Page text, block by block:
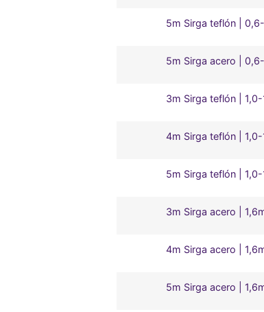
5m Sirga teflón |
5m Sirga acero |
3m Sirga teflón |
4m Sirga teflón |
5m Sirga teflón |
3m Sirga acero |
4m Sirga acero |
5m Sirga acero |